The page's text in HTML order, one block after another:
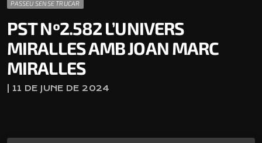
PASSEU SENSE TRUCAR
PST Nº2.582 L’UNIVERS
MIRALLES AMB JOAN MARC
MIRALLES
| 11 DE JUNE DE 2024